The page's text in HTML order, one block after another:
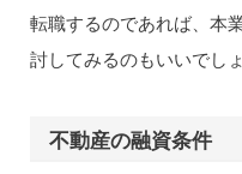
転職するのであれば、本
討してみるのもいいでしょ
不動産の融資条件